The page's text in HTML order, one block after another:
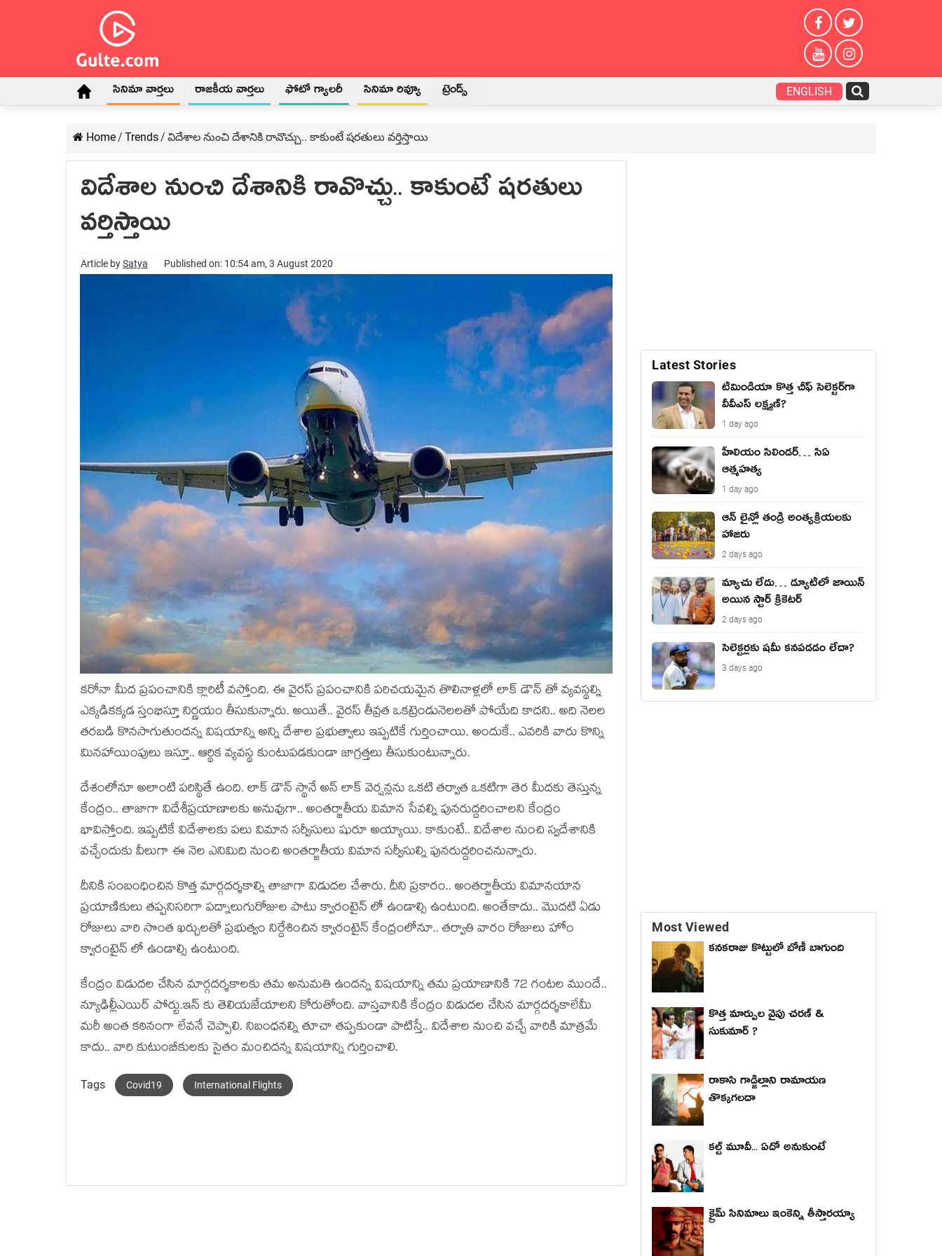
సినిమా వార్తలు రాజకీయ వార్తలు ఫోటో గ్యాలరీ సినిమా రివ్యూ ట్రెండ్స్ ENGLISH
Home/ Trends/ విదేశాల నుంచి దేశానికి రావొచ్చు.. కాకుంటే షరతులు వర్తిస్తాయి
విదేశాల నుంచి దేశానికి రావొచ్చు.. కాకుంటే షరతులు
వర్తిస్తాయి
Article bySatya Published on: 10:54 am, 3 August 2020
కరోనా మీద ప్రపంచానికి క్లారిటీ వస్తోంది. ఈ వైరస్ ప్రపంచానికి పరిచయమైన తొలినాళ్లలో లాక్ డౌన్ తో వ్యవస్థల్ని
ఎక్కడికక్కడ స్తంభిస్తూ నిర్ణయం తీసుకున్నారు. అయితే.. వైరస్ తీవ్రత ఒకట్రెండునెలలతో పోయేది కాదని.. అది నెలల
తరబడి కొనసాగుతుందన్న విషయాన్ని అన్ని దేశాల ప్రభుత్వాలు ఇప్పటికే గుర్తించాయి. అందుకే.. ఎవరికి వారు కొన్ని
మినహాయింపులు ఇస్తూ.. ఆర్థిక వ్యవస్థ కుంటుపడకుండా జాగ్రత్తలు తీసుకుంటున్నారు.
దేశంలోనూ అలాంటి పరిస్థితే ఉంది. లాక్ డౌన్ స్థానే అన్ లాక్ వెర్షన్లను ఒకటి తర్వాత ఒకటిగా తెర మీదకు తెస్తున్న
కేంద్రం.. తాజాగా విదేశీప్రయాణాలకు అనువుగా.. అంతర్జాతీయ విమాన సేవల్ని పునరుద్దరించాలని కేంద్రం
భావిస్తోంది. ఇప్పటికే విదేశాలకు పలు విమాన సర్వీసులు షురూ అయ్యాయి. కాకుంటే.. విదేశాల నుంచి స్వదేశానికి
వచ్చేందుకు వీలుగా ఈ నెల ఎనిమిది నుంచి అంతర్జాతీయ విమాన సర్వీసుల్ని పునరుద్దరించనున్నారు.
దీనికి సంబంధించిన కొత్త మార్గదర్శకాల్ని తాజాగా విడుదల చేశారు. దీని ప్రకారం.. అంతర్జాతీయ విమానయాన
ప్రయాణికులు తప్పనిసరిగా పద్నాలుగురోజుల పాటు క్వారంటైన్ లో ఉండాల్సి ఉంటుంది. అంతేకాదు.. మొదటి ఏడు
రోజులు వారి సొంత ఖర్చులతో ప్రభుత్వం నిర్దేశించిన క్వారంటైన్ కేంద్రంలోనూ.. తర్వాతి వారం రోజులు హోం
క్వారంటైన్ లో ఉండాల్సి ఉంటుంది.
కేంద్రం విడుదల చేసిన మార్గదర్శకాలకు తమ అనుమతి ఉందన్న విషయాన్ని తమ ప్రయాణానికి 72 గంటల ముందే..
న్యూఢిల్లీఎయిర్ పోర్టు.ఇన్ కు తెలియజేయాలని కోరుతోంది. వాస్తవానికి కేంద్రం విడుదల చేసిన మార్గదర్శకాలేమీ
మరీ అంత కఠినంగా లేవనే చెప్పాలి. నిబంధనల్ని తూచా తప్పకుండా పాటిస్తే.. విదేశాల నుంచి వచ్చే వారికి మాత్రమే
కాదు.. వారి కుటుంబీకులకు సైతం మంచిదన్న విషయాన్ని గుర్తించాలి.
Tags Covid19 International Flights
Latest Stories
టీమిండియా కొత్త చీఫ్ సెలెక్టర్‌గా
వీవీఎస్ లక్ష్మణ్?
1 day ago
హీలియం సిలిండర్… సిఏ
ఆత్మహత్య
1 day ago
ఆన్ లైన్లో తండ్రి అంత్యక్రియలకు
హాజరు
2 days ago
మ్యాచు లేదు… డ్యూటీలో జాయిన్
అయిన స్టార్ క్రికెటర్
2 days ago
సెలెక్టర్లకు షమీ కనపడడం లేదా?
3 days ago
Most Viewed
కనకరాజు కొట్టులో బోణీ బాగుంది
కొత్త మార్పుల వైపు చరణ్ &
సుకుమార్ ?
రాకాసి గాడ్జిల్లాని రామాయణ
తొక్కగలదా
కల్ట్ మూవీ... ఏదో అనుకుంటే
క్రైమ్ సినిమాలు ఇంకెన్ని తీస్తారయ్యా